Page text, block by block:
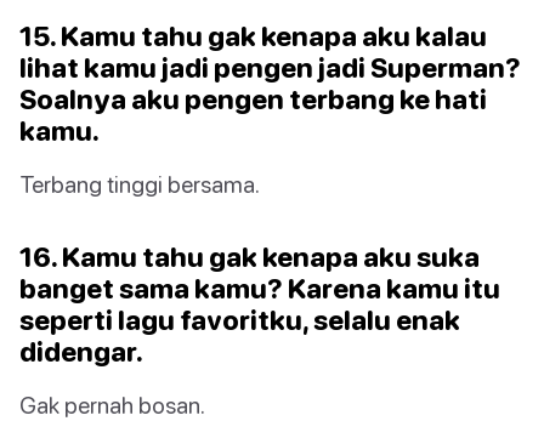
15. Kamu tahu gak kenapa aku kalau
lihat kamu jadi pengen jadi Superman?
Soalnya aku pengen terbang ke hati
kamu.
Terbang tinggi bersama.
16. Kamu tahu gak kenapa aku suka
banget sama kamu? Karena kamu itu
seperti lagu favoritku, selalu enak
didengar.
Gak pernah bosan.